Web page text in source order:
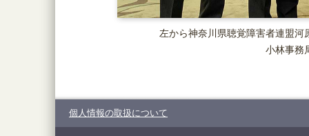
左から神奈川県聴覚障害者連盟
小林事務
個人情報の取扱について